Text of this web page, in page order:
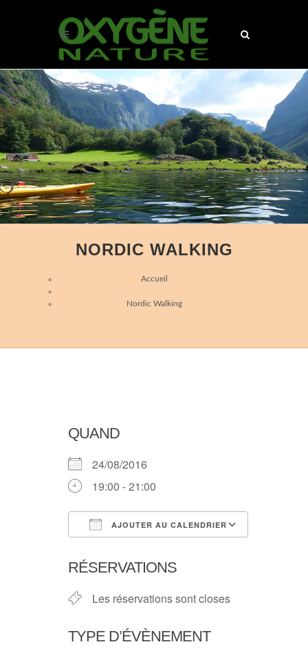
NORDIC WALKING
Accueil
Nordic Walking
QUAND
24/08/2016
19:00 - 21:00
AJOUTER AU CALENDRIER
RÉSERVATIONS
Les réservations sont closes
TYPE D’ÉVÈNEMENT